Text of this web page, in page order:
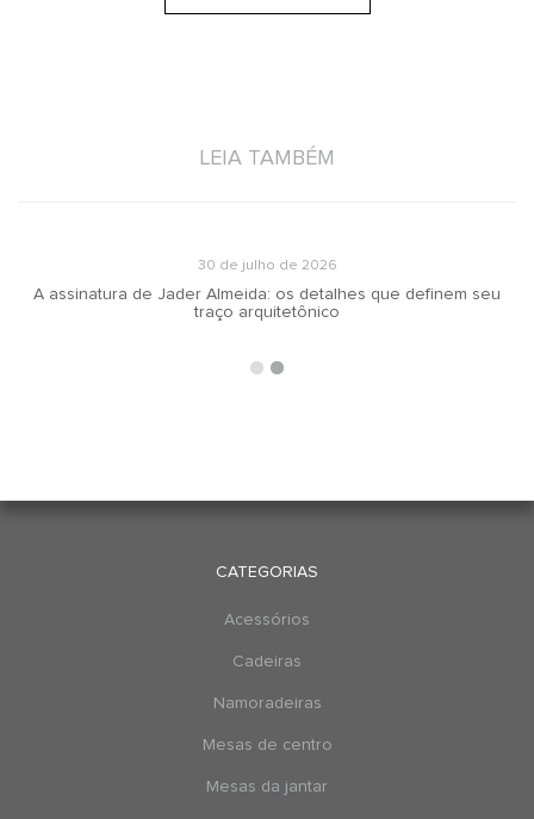
LEIA TAMBÉM
30 de julho de 2026
A assinatura de Jader Almeida: os detalhes que definem seu
traço arquitetônico
CATEGORIAS
Acessórios
Cadeiras
Namoradeiras
Mesas de centro
Mesas da jantar